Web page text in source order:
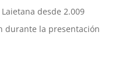
desde 2.009
durante la presentación